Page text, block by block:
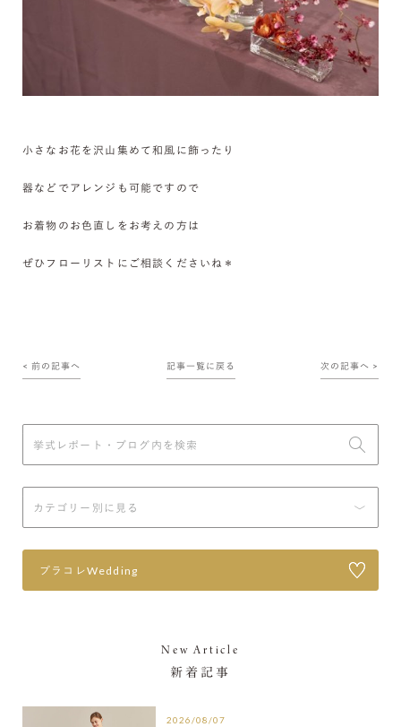
小さなお花を沢山集めて和風に飾ったり
器などでアレンジも可能ですので
お着物のお色直しをお考えの方は
ぜひフローリストにご相談くださいね＊
< 前の記事へ 記事一覧に戻る 次の記事へ >
プラコレWedding
New Article
新着記事
2026/08/07